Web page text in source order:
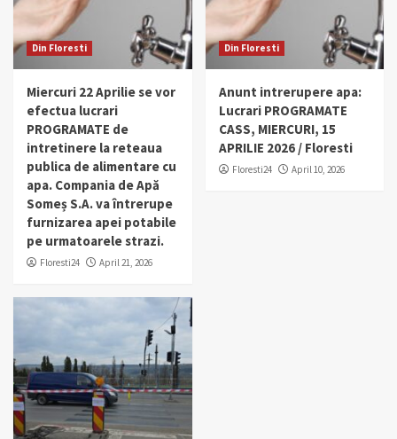
Din Floresti
Miercuri 22 Aprilie se vor
efectua lucrari
PROGRAMATE de
intretinere la reteaua
publica de alimentare cu
apa. Compania de Apă
Someș S.A. va întrerupe
furnizarea apei potabile
pe urmatoarele strazi.
Floresti24 April 21, 2026
Din Floresti
Anunt intrerupere apa:
Lucrari PROGRAMATE
CASS, MIERCURI, 15
APRILIE 2026 / Floresti
Floresti24 April 10, 2026